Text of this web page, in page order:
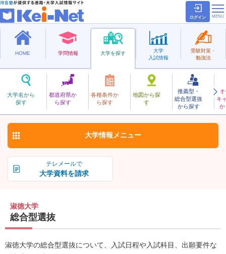
ログイン
HOME 学問情報 大学を探す
大学名から
探す
都道府県か
ら探す
各種条件か
ら探す
地図から探
す
推薦型・
総合型選抜
から探す
キ
か
大学
入試情報
受験対策・
勉強法
私立
しゅくとく
淑徳大学 お気に入り
テレメールで
大学資料を請求
大学情報 メニュー
淑徳大学
総合型選抜
淑徳大学の総合型選抜について、入試日程や入試科目、出願要件な